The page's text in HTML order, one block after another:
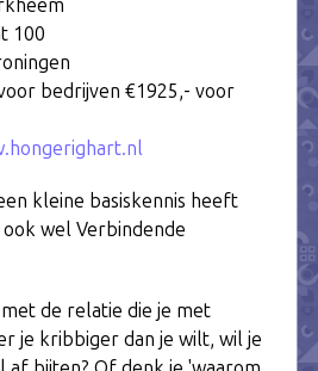
100
bedrijven €1925,- voor
kleine basiskennis heeft
wel Verbindende
de relatie die je met
je kribbiger dan je wilt, wil je